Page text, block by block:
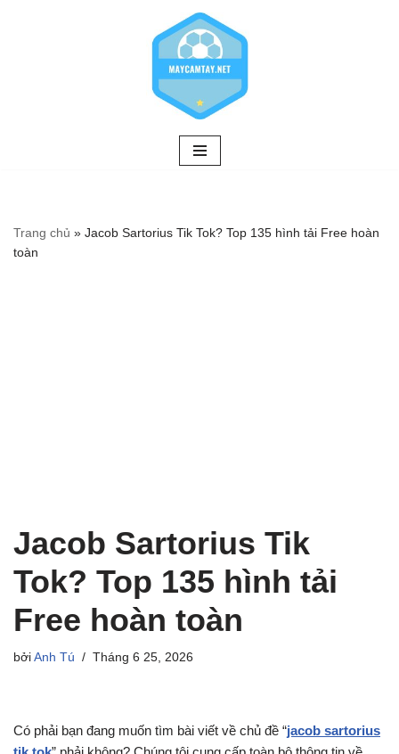
Trang chủ » Jacob Sartorius Tik Tok? Top 135 hình tải Free hoàn
toàn
Jacob Sartorius Tik
Tok? Top 135 hình tải
Free hoàn toàn
bởi Anh Tú Tháng 6 25, 2026
Có phải bạn đang muốn tìm bài viết về chủ đề “jacob sartorius